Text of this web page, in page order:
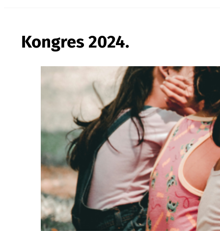
Kongres 2024.